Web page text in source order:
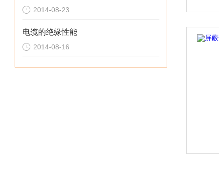
2014-08-23
电缆的绝缘性能
2014-08-16